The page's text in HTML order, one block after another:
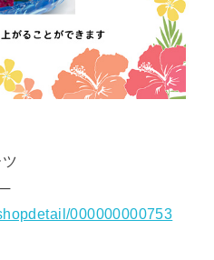
000000000753